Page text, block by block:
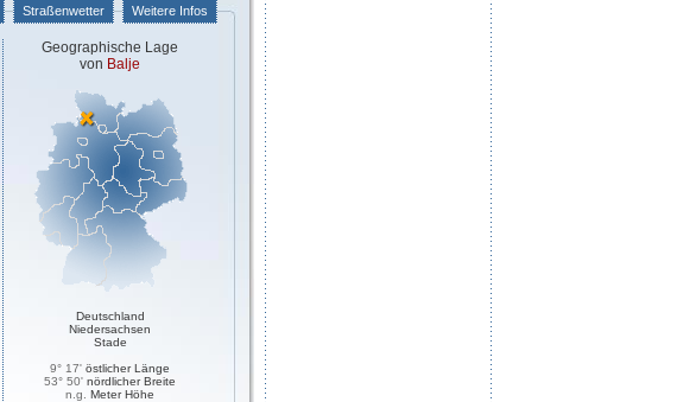
Straßenwetter Weitere Infos
Geographische Lage
von Balje
Deutschland
Niedersachsen
Stade
9° 17' östlicher Länge
53° 50' nördlicher Breite
n.g.
Meter Höhe